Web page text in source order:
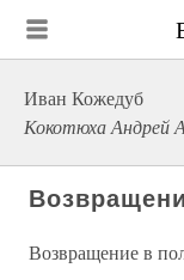
Иван Кожедуб
Кокотюха Андрей
Возвращение в